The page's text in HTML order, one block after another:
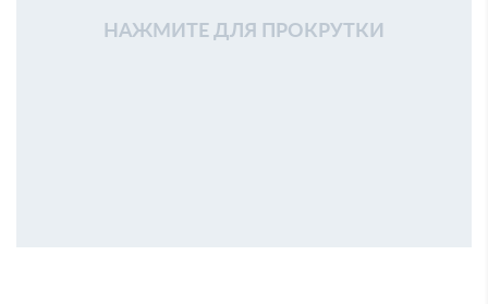
НАЖМИТЕ ДЛЯ ПРОКРУТКИ